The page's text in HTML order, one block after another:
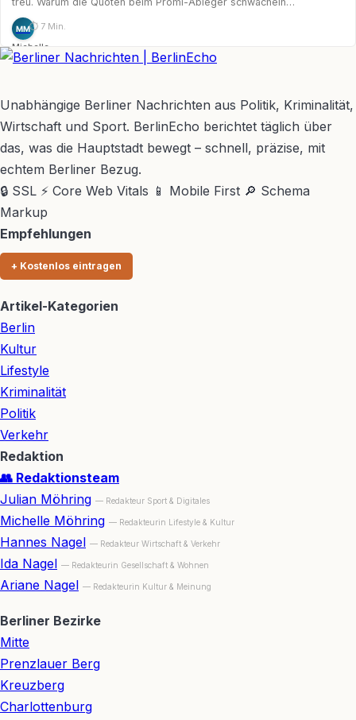
MM
Michelle
Möhring
⏱ 7 Min.
Unabhängige Berliner Nachrichten aus Politik, Kriminalität,
Wirtschaft und Sport. BerlinEcho berichtet täglich über
das, was die Hauptstadt bewegt – schnell, präzise, mit
echtem Berliner Bezug.
🔒 SSL ⚡ Core Web Vitals 📱 Mobile First 🔎 Schema
Markup
Empfehlungen
+ Kostenlos eintragen
Artikel-Kategorien
Berlin
Kultur
Lifestyle
Kriminalität
Politik
Verkehr
Redaktion
👥 Redaktionsteam
Julian Möhring — Redakteur Sport & Digitales
Michelle Möhring — Redakteurin Lifestyle & Kultur
Hannes Nagel — Redakteur Wirtschaft & Verkehr
Ida Nagel — Redakteurin Gesellschaft & Wohnen
Ariane Nagel — Redakteurin Kultur & Meinung
Berliner Bezirke
Mitte
Prenzlauer Berg
Kreuzberg
Charlottenburg